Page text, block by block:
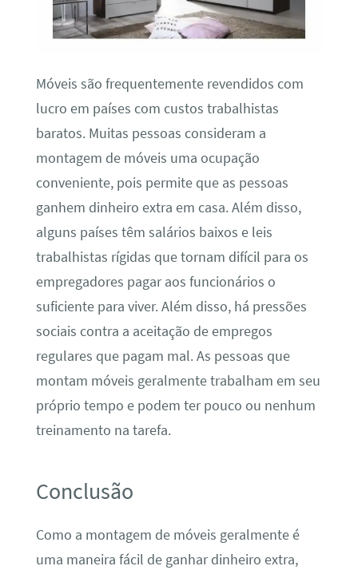
Móveis são frequentemente revendidos com
lucro em países com custos trabalhistas
baratos. Muitas pessoas consideram a
montagem de móveis uma ocupação
conveniente, pois permite que as pessoas
ganhem dinheiro extra em casa. Além disso,
alguns países têm salários baixos e leis
trabalhistas rígidas que tornam difícil para os
empregadores pagar aos funcionários o
suficiente para viver. Além disso, há pressões
sociais contra a aceitação de empregos
regulares que pagam mal. As pessoas que
montam móveis geralmente trabalham em seu
próprio tempo e podem ter pouco ou nenhum
treinamento na tarefa.
Conclusão
Como a montagem de móveis geralmente é
uma maneira fácil de ganhar dinheiro extra,